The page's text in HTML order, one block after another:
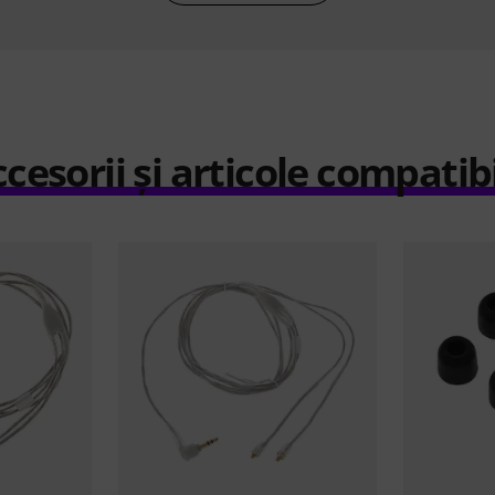
și articole